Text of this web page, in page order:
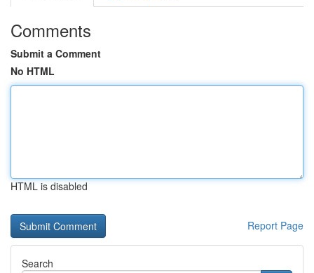
Comments
Submit a Comment
No HTML
HTML is disabled
Report Page
Search